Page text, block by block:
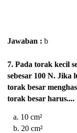
Jawaban : b
7. Pada torak kecil
sebesar 100 N. Jika
torak besar
torak besar harus....
a. 10 cm²
b. 20 cm²